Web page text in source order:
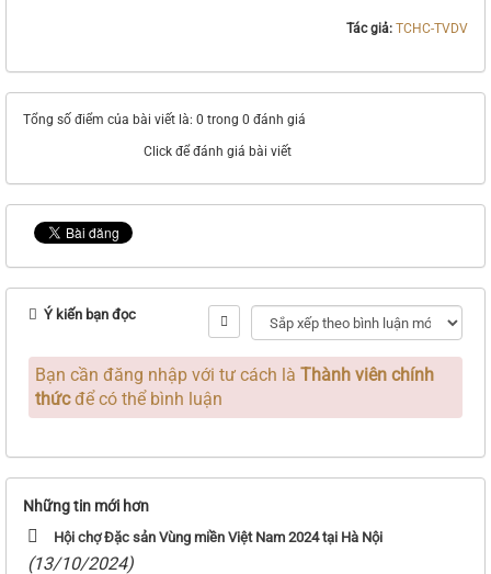
Tác giả: TCHC-TVDV
Tổng số điểm của bài viết là: 0 trong 0 đánh giá
Click để đánh giá bài viết
Ý kiến bạn đọc
Bạn cần đăng nhập với tư cách là Thành viên chính
thứcđể có thể bình luận
Những tin mới hơn
Hội chợ Đặc sản Vùng miền Việt Nam 2024 tại Hà Nội
(13/10/2024)